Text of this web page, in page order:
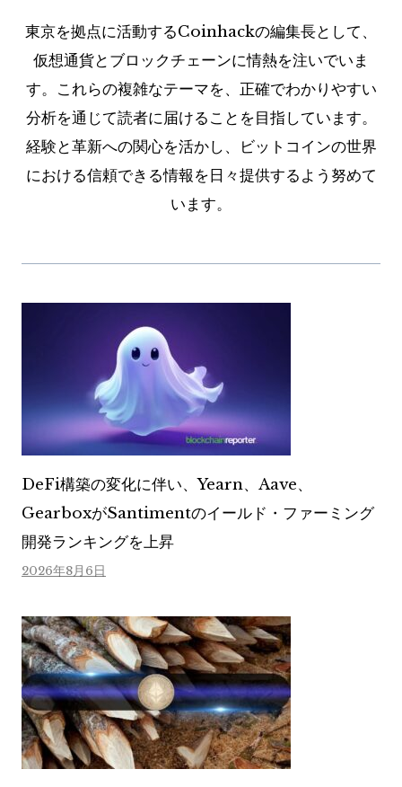
東京を拠点に活動するCoinhackの編集長として、
仮想通貨とブロックチェーンに情熱を注いでいま
す。これらの複雑なテーマを、正確でわかりやすい
分析を通じて読者に届けることを目指しています。
経験と革新への関心を活かし、ビットコインの世界
における信頼できる情報を日々提供するよう努めて
います。
DeFi構築の変化に伴い、Yearn、Aave、
GearboxがSantimentのイールド・ファーミング
開発ランキングを上昇
2026年8月6日